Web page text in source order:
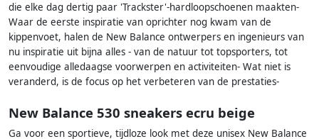
die elke dag dertig paar 'Trackster'-hardloopschoenen maakten-
Waar de eerste inspiratie van oprichter nog kwam van de
kippenvoet, halen de New Balance ontwerpers en ingenieurs van
nu inspiratie uit bijna alles - van de natuur tot topsporters, tot
eenvoudige alledaagse voorwerpen en activiteiten- Wat niet is
veranderd, is de focus op het verbeteren van de prestaties-
New Balance 530 sneakers ecru beige
Ga voor een sportieve, tijdloze look met deze unisex New Balance